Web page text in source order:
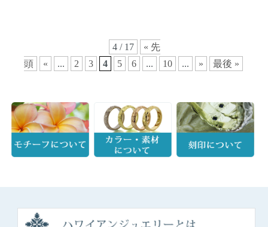
4 / 17
« 先
頭
« ... 2 3 4 5 6 ... 10 ... » 最後 »